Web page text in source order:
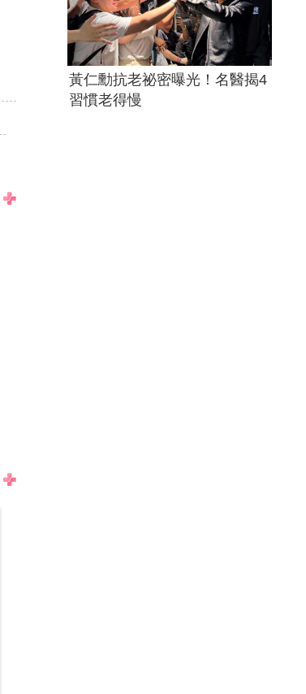
黃仁勳抗老祕密曝光！名醫揭4
習慣老得慢